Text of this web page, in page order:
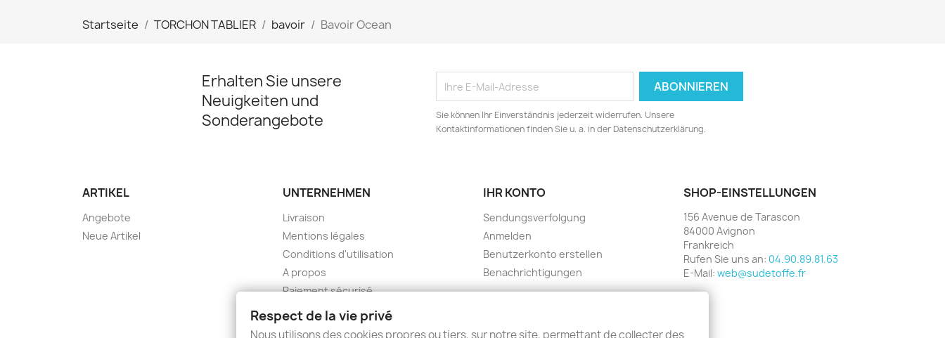
Startseite TORCHON TABLIER bavoir Bavoir Ocean
Erhalten Sie unsere
Neuigkeiten und
Sonderangebote
Sie können Ihr Einverständnis jederzeit widerrufen. Unsere
Kontaktinformationen finden Sie u. a. in der Datenschutzerklärung.
ARTIKEL
Angebote
Neue Artikel
UNTERNEHMEN
Livraison
Mentions légales
Conditions d'utilisation
A propos
Paiement sécurisé
Kontakt
Sitemap
IHR KONTO
Sendungsverfolgung
Anmelden
Benutzerkonto erstellen
Benachrichtigungen
SHOP-EINSTELLUNGEN
156 Avenue de Tarascon
84000 Avignon
Frankreich
Rufen Sie uns an: 04.90.89.81.63
E-Mail: web@sudetoffe.fr
Respect de la vie privé
Nous utilisons des cookies propres ou tiers, sur notre site, permettant de collecter des